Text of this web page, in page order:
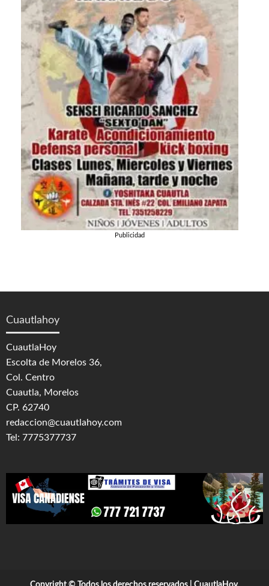
Publicidad
Cuautlahoy
CuautlaHoy
Escolta de Morelos 36,
Col. Centro
Cuautla, Morelos
CP. 62740
redaccion@cuautlahoy.com
Tel: 7775377737